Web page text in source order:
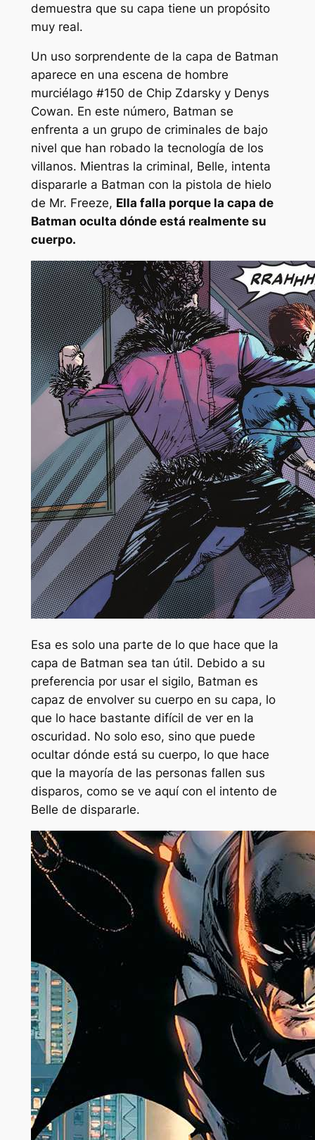
demuestra que su capa tiene un propósito
muy real.
Un uso sorprendente de la capa de Batman
aparece en una escena de hombre
murciélago#150 de Chip Zdarsky y Denys
Cowan. En este número, Batman se
enfrenta a un grupo de criminales de bajo
nivel que han robado la tecnología de los
villanos. Mientras la criminal, Belle, intenta
dispararle a Batman con la pistola de hielo
de Mr. Freeze, Ella falla porque la capa de
Batman oculta dónde está realmente su
cuerpo.
Esa es solo una parte de lo que hace que la
capa de Batman sea tan útil. Debido a su
preferencia por usar el sigilo, Batman es
capaz de envolver su cuerpo en su capa, lo
que lo hace bastante difícil de ver en la
oscuridad. No solo eso, sino que puede
ocultar dónde está su cuerpo, lo que hace
que la mayoría de las personas fallen sus
disparos, como se ve aquí con el intento de
Belle de dispararle.